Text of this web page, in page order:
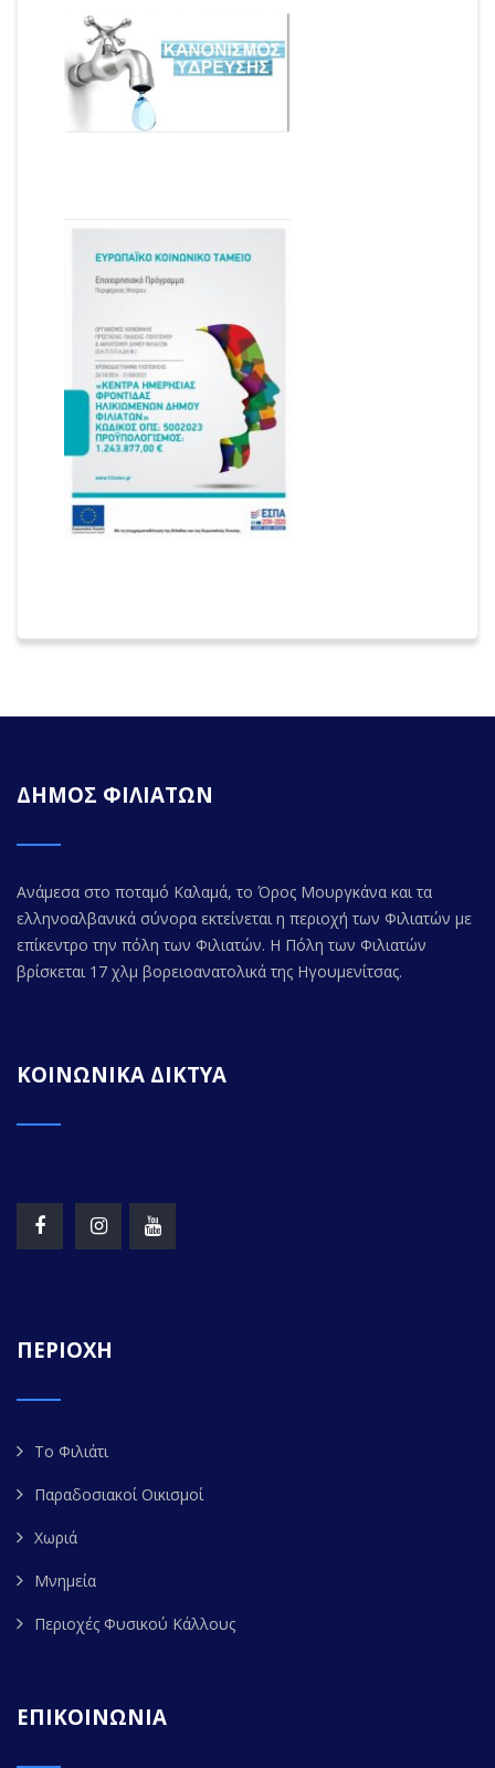
ΔΗΜΟΣ ΦΙΛΙΑΤΩΝ
Ανάμεσα στο ποταμό Καλαμά, το Όρος Μουργκάνα και τα
ελληνοαλβανικά σύνορα εκτείνεται η περιοχή των Φιλιατών με
επίκεντρο την πόλη των Φιλιατών. Η Πόλη των Φιλιατών
βρίσκεται 17 χλμ βορειοανατολικά της Ηγουμενίτσας.
ΚΟΙΝΩΝΙΚΑ ΔΙΚΤΥΑ
ΠΕΡΙΟΧΗ
Το Φιλιάτι
Παραδοσιακοί Οικισμοί
Χωριά
Μνημεία
Περιοχές Φυσικού Κάλλους
ΕΠΙΚΟΙΝΩΝΙΑ